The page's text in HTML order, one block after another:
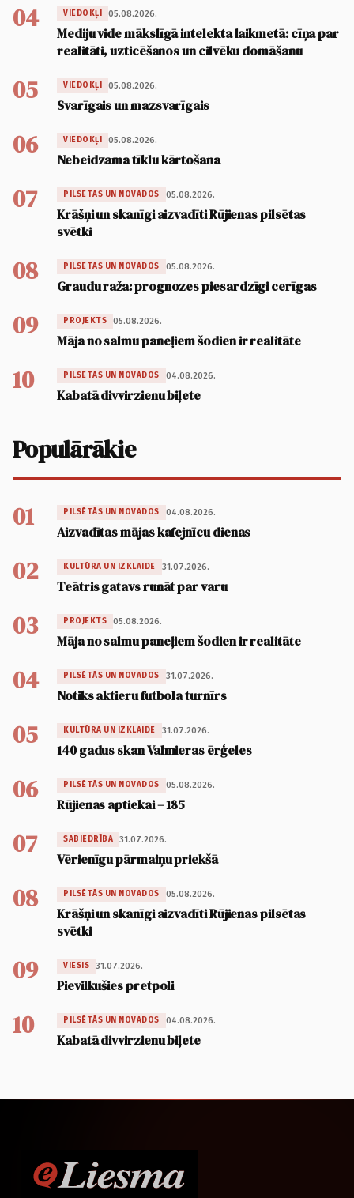
04 VIEDOKĻI 05.08.2026.
Mediju vide mākslīgā intelekta laikmetā: cīņa par
realitāti, uzticēšanos un cilvēku domāšanu
05 VIEDOKĻI 05.08.2026.
Svarīgais un mazsvarīgais
06 VIEDOKĻI 05.08.2026.
Nebeidzama tīklu kārtošana
07 PILSĒTĀS UN NOVADOS 05.08.2026.
Krāšņi un skanīgi aizvadīti Rūjienas pilsētas
svētki
08 PILSĒTĀS UN NOVADOS 05.08.2026.
Graudu raža: prognozes piesardzīgi cerīgas
09 PROJEKTS 05.08.2026.
Māja no salmu paneļiem šodien ir realitāte
10 PILSĒTĀS UN NOVADOS 04.08.2026.
Kabatā divvirzienu biļete
Populārākie
01 PILSĒTĀS UN NOVADOS 04.08.2026.
Aizvadītas mājas kafejnīcu dienas
02 KULTŪRA UN IZKLAIDE 31.07.2026.
Teātris gatavs runāt par varu
03 PROJEKTS 05.08.2026.
Māja no salmu paneļiem šodien ir realitāte
04 PILSĒTĀS UN NOVADOS 31.07.2026.
Notiks aktieru futbola turnīrs
05 KULTŪRA UN IZKLAIDE 31.07.2026.
140 gadus skan Valmieras ērģeles
06 PILSĒTĀS UN NOVADOS 05.08.2026.
Rūjienas aptiekai – 185
07 SABIEDRĪBA 31.07.2026.
Vērienīgu pārmaiņu priekšā
08 PILSĒTĀS UN NOVADOS 05.08.2026.
Krāšņi un skanīgi aizvadīti Rūjienas pilsētas
svētki
09 VIESIS 31.07.2026.
Pievilkušies pretpoli
10 PILSĒTĀS UN NOVADOS 04.08.2026.
Kabatā divvirzienu biļete